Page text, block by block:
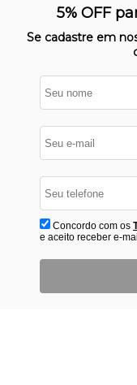
Nosso
5% OFF
Se cadastre em
Concordo com os
e aceito receber e-